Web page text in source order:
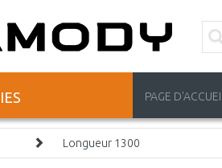
PAGE D'ACCUEIL
Longueur 1300